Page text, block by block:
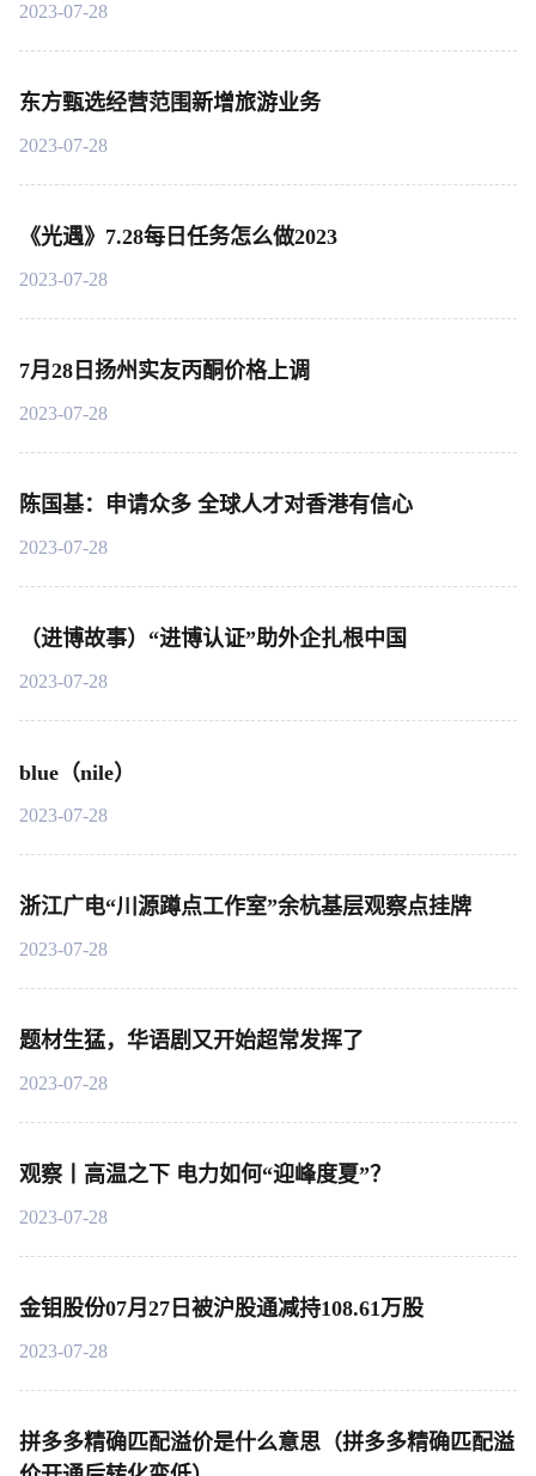
2023-07-28
东方甄选经营范围新增旅游业务
2023-07-28
《光遇》7.28每日任务怎么做2023
2023-07-28
7月28日扬州实友丙酮价格上调
2023-07-28
陈国基：申请众多 全球人才对香港有信心
2023-07-28
（进博故事）“进博认证”助外企扎根中国
2023-07-28
blue（nile）
2023-07-28
浙江广电“川源蹲点工作室”余杭基层观察点挂牌
2023-07-28
题材生猛，华语剧又开始超常发挥了
2023-07-28
观察丨高温之下 电力如何“迎峰度夏”？
2023-07-28
金钼股份07月27日被沪股通减持108.61万股
2023-07-28
拼多多精确匹配溢价是什么意思（拼多多精确匹配溢